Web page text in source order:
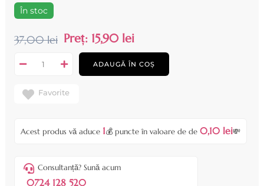
În stoc
37,00 lei Preț: 15,90 lei
ADAUGĂ ÎN COȘ
Favorite
Acest produs vă aduce 1💰 puncte în valoare de de 0,10 lei💸
Consultanță? Sună acum
0724 128 520